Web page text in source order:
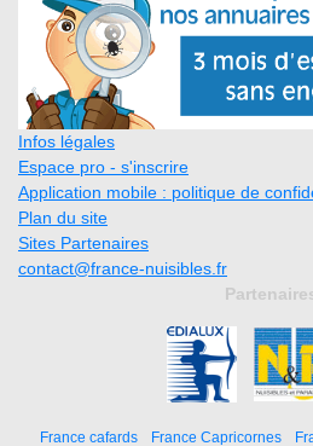
Infos légales
Espace pro - s'inscrire
Application mobile : politique de
Plan du site
Sites Partenaires
contact@france-nuisibles.fr
France cafards France Capricornes